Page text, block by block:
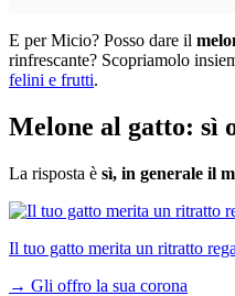
E per Micio? Posso dare il
rinfrescante? Scopriamolo
felini e frutti.
Melone al gatto: sì
La risposta è sì, in generale il
Il tuo gatto merita un ritratto
→ Gli offro la sua corona